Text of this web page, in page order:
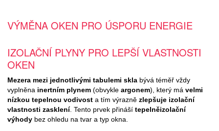
VÝMĚNA OKEN PRO ÚSPORU ENERGIE
IZOLAČNÍ PLYNY PRO LEPŠÍ VLASTNOSTI
OKEN
Mezera mezi jednotlivými tabulemi skla bývá téměř vždy
vyplněna inertním plynem (obvykle argonem), který má velmi
nízkou tepelnou vodivost a tím výrazně zlepšuje izolační
vlastnosti zasklení. Tento prvek přináší tepelněizolační
výhody bez ohledu na tvar a typ okna.